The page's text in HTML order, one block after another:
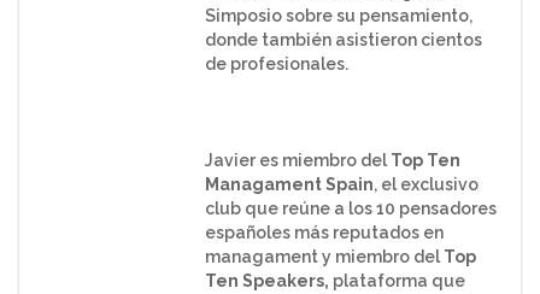
Simposio sobre su pensamiento,
donde también asistieron cientos
de profesionales.
Javier es miembro del Top Ten
Managament Spain, el exclusivo
club que reúne a los 10 pensadores
españoles más reputados en
managament y miembro del Top
Ten Speakers, plataforma que